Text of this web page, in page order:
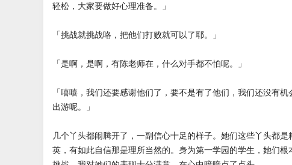
轻松，大家要做好心理准备。」
「挑战就挑战咯，把他们打败就可以了耶。」
「是啊，是啊，有陈老师在，什么对手都不怕呢。」
「嘻嘻，我们还要感谢他们了，要不是有了他们，我们还没有机
出游呢。」
几个丫头都闹腾开了，一副信心十足的样子。她们这些丫头都是
英，有如此自信那是理所当然的。身为第一学园的学生，她们根